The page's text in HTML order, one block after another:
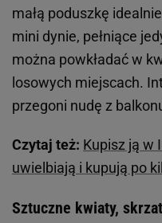
małą poduszkę
mini dynie, pełniące
można powkładać w
losowych miejscach.
przegoni nudę z
Czytaj też: Kupisz ją w
uwielbiają i kupują po
Sztuczne kwiaty,